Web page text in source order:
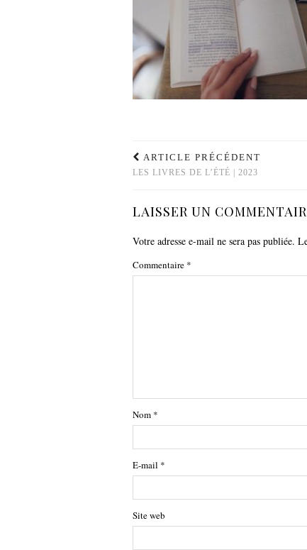
ARTICLE PRÉCÉDENT
LES LIVRES DE L’ÉTÉ | 2023
LAISSER UN
Votre adresse e-mail ne sera pas publiée.
Commentaire *
Nom *
E-mail *
Site web